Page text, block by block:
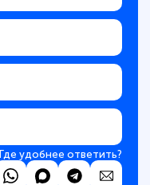
Где удобнее ответить?